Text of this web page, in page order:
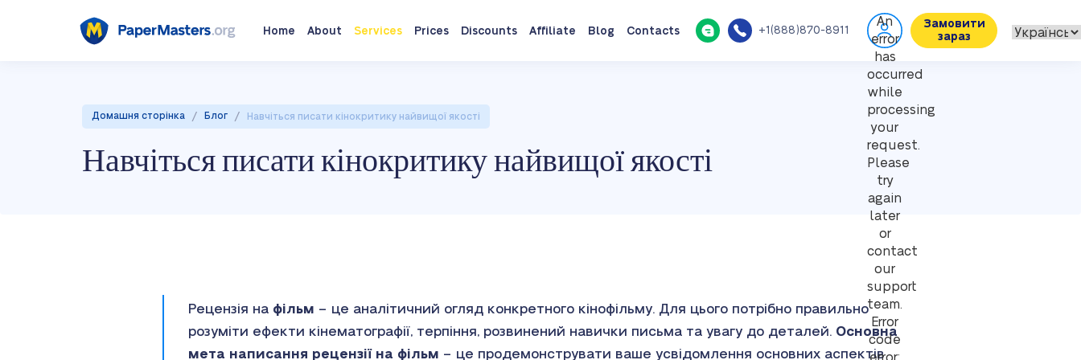
Home About Services Prices Discounts Affiliate Blog Contacts +1(888)870-8911
An
error
has
occurred
while
processing
your
request.
Please
try
again
later
or
contact
our
support
team.
Error
code
Замовити
зараз
Домашня сторінка / Блог / Навчіться писати кінокритику найвищої якості
Навчіться писати кінокритику найвищої якості
Рецензія на фільм – це аналітичний огляд конкретного кінофільму. Для цього потрібно правильно
розуміти ефекти кінематографії, терпіння, розвинений навички письма та увагу до деталей. Основна
мета написання рецензії на фільм – це продемонструвати ваше усвідомлення основних аспектів